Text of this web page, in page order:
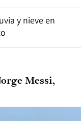
y nieve en
Messi,